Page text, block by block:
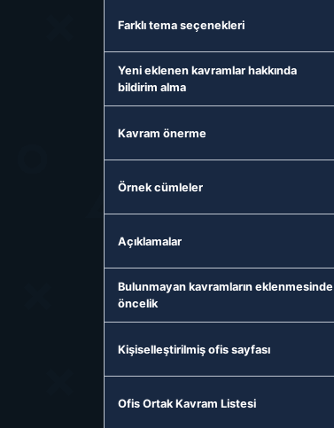
Farklı tema seçenekleri
Yeni eklenen kavramlar hakkında
bildirim alma
Kavram önerme
Örnek cümleler
Açıklamalar
Bulunmayan kavramların eklenmesinde
öncelik
Kişiselleştirilmiş ofis sayfası
Ofis Ortak Kavram Listesi